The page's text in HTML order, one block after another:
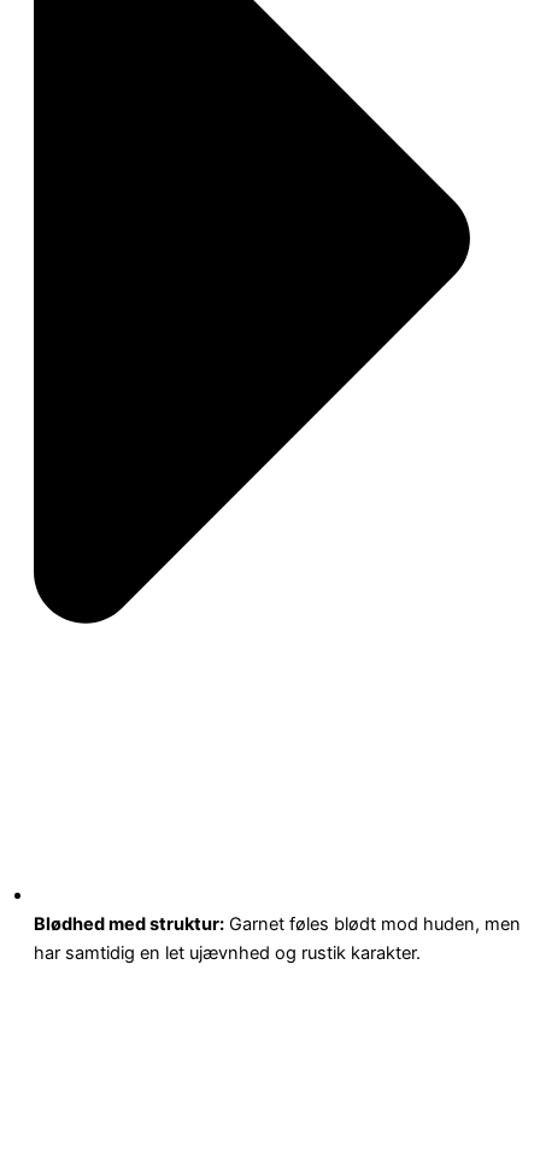
Blødhed med struktur: Garnet føles blødt mod huden, men
har samtidig en let ujævnhed og rustik karakter.